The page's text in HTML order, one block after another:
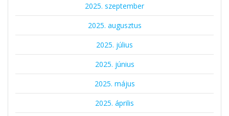
2025. szeptember
2025. augusztus
2025. július
2025. június
2025. május
2025. április